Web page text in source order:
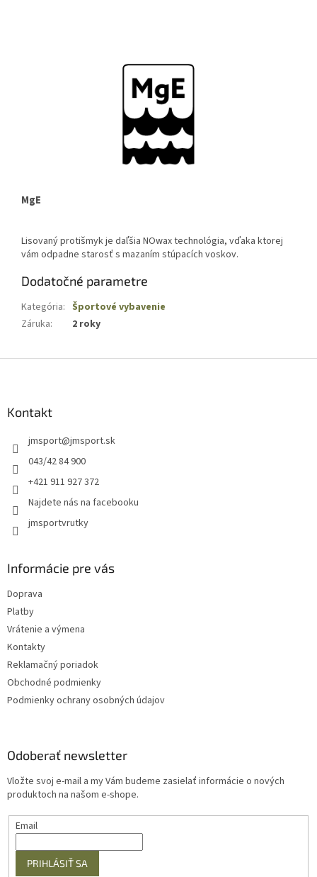
MgE
Lisovaný protišmyk je daľšia NOwax technológia, vďaka ktorej
vám odpadne starosť s mazaním stúpacích voskov.
Dodatočné parametre
Kategória: Športové vybavenie
Záruka: 2 roky
Kontakt
jmsport@jmsport.sk
043/42 84 900
+421 911 927 372
Najdete nás na facebooku
jmsportvrutky
Informácie pre vás
Doprava
Platby
Vrátenie a výmena
Kontakty
Reklamačný poriadok
Obchodné podmienky
Podmienky ochrany osobných údajov
Odoberať newsletter
Vložte svoj e-mail a my Vám budeme zasielať informácie o nových
produktoch na našom e-shope.
Email
PRIHLÁSIŤ SA